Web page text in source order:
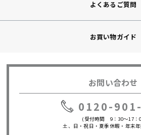
よくあるご質問
お買い物ガイド
お問い合わせ
0120-
(受付時間 9：30～17：
土、日・祝日・夏季休暇・年末